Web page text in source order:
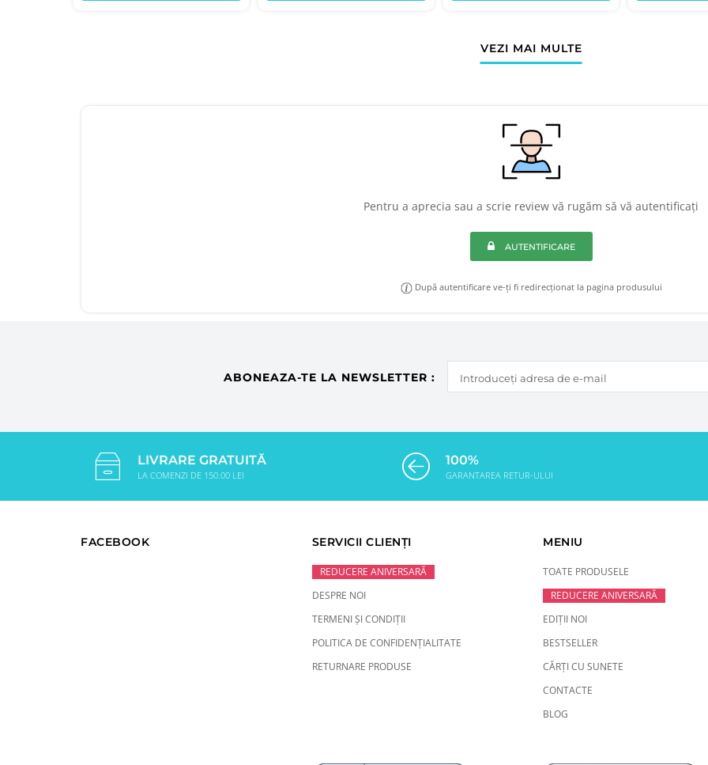
VEZI MAI MULTE
Pentru a aprecia sau a scrie review vă rugăm să vă autentificați
AUTENTIFICARE
După autentificare ve-ți fi redirecționat la pagina produsului
ABONEAZA-TE LA NEWSLETTER :
LIVRARE GRATUITĂ
LA COMENZI DE 150.00 LEI
100%
GARANTAREA RETUR-ULUI
FACEBOOK SERVICII CLIENȚI
REDUCERE ANIVERSARĂ
DESPRE NOI
TERMENI ȘI CONDIȚII
POLITICA DE CONFIDENȚIALITATE
RETURNARE PRODUSE
MENIU
TOATE PRODUSELE
REDUCERE ANIVERSARĂ
EDIȚII NOI
BESTSELLER
CĂRȚI CU SUNETE
CONTACTE
BLOG